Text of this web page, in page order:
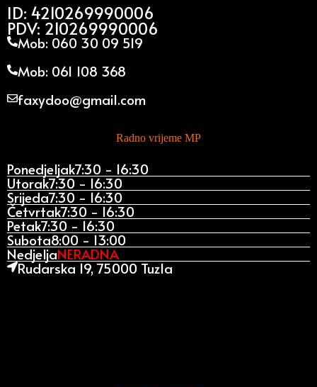
ID: 4210269990006
PDV: 210269990006
Mob: 060 30 09 519
Mob: 061 108 368
faxydoo@gmail.com
Radno vrijeme MP
Ponedjeljak7:30 - 16:30
Utorak7:30 - 16:30
Srijeda7:30 - 16:30
Četvrtak7:30 - 16:30
Petak7:30 - 16:30
Subota8:00 - 13:00
NedjeljaNERADNA
Rudarska 19, 75000 Tuzla